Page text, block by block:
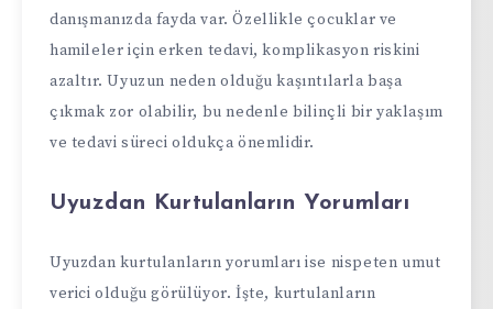
danışmanızda fayda var. Özellikle çocuklar ve
hamileler için erken tedavi, komplikasyon riskini
azaltır. Uyuzun neden olduğu kaşıntılarla başa
çıkmak zor olabilir, bu nedenle bilinçli bir yaklaşım
ve tedavi süreci oldukça önemlidir.
Uyuzdan Kurtulanların Yorumları
Uyuzdan kurtulanların yorumları ise nispeten umut
verici olduğu görülüyor. İşte, kurtulanların